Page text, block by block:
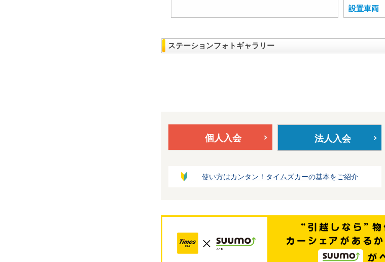
設置車両
ステーションフォトギャラリー
個人入会 法人入会
使い方はカンタン！タイムズカーの基本をご紹介